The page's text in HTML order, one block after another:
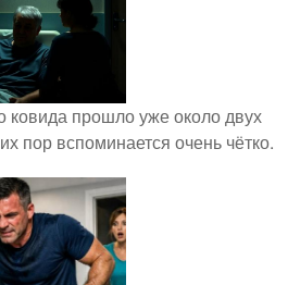
ковида прошло уже около двух
пор вспоминается очень чётко.